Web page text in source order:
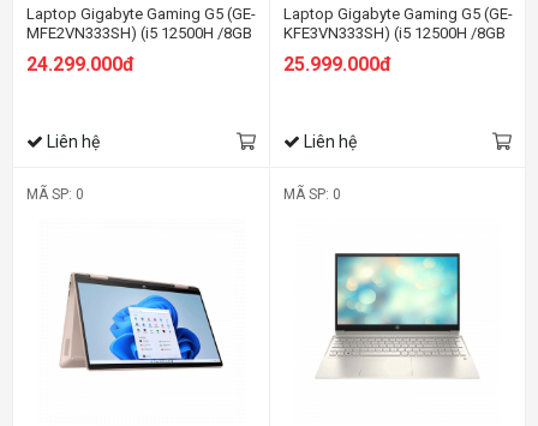
Laptop Gigabyte Gaming G5 (GE-
MFE2VN333SH) (i5 12500H /8GB
Ram/512GB SSD/RTX4050
6G/15.6 inch FHD 144Hz/Win 11/
24.299.000đ
Liên hệ
Laptop Gigabyte Gaming G5 (GE-
KFE3VN333SH) (i5 12500H /8GB
Ram/512GB SSD/RTX4060
8G/15.6 inch FHD 144Hz/Win 11/
25.999.000đ
Liên hệ
MÃ SP: 0 MÃ SP: 0